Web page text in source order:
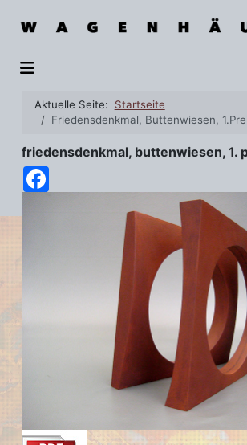
Aktuelle Seite: Startseite
Friedensdenkmal, Buttenwiesen,
friedensdenkmal, buttenwiesen, 1.